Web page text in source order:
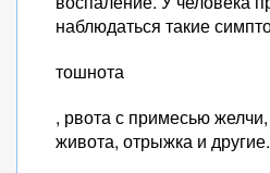
наблюдаться такие
тошнота
, рвота с примесью
живота, отрыжка и другие.